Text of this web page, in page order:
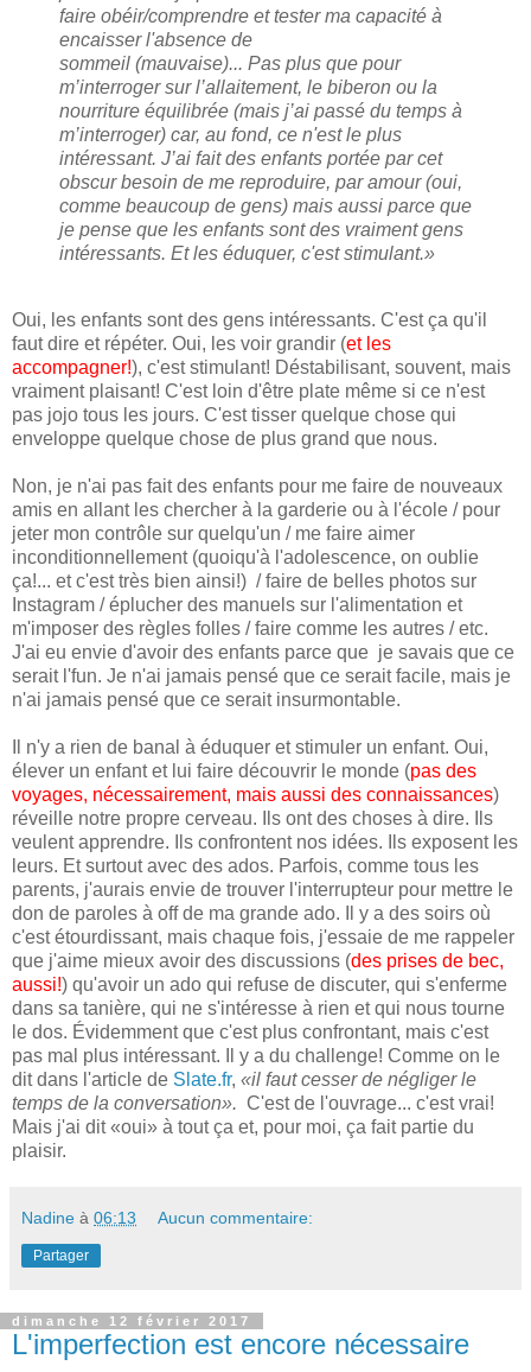
faire obéir/comprendre et tester ma capacité à
encaisser l'absence de
sommeil (mauvaise)... Pas plus que pour
m’interroger sur l’allaitement, le biberon ou la
nourriture équilibrée (mais j’ai passé du temps à
m’interroger) car, au fond, ce n'est le plus
intéressant. J’ai fait des enfants portée par cet
obscur besoin de me reproduire, par amour (oui,
comme beaucoup de gens) mais aussi parce que
je pense que les enfants sont des vraiment gens
intéressants. Et les éduquer, c'est stimulant.»
Oui, les enfants sont des gens intéressants. C'est ça qu'il
faut dire et répéter. Oui, les voir grandir (et les
accompagner!), c'est stimulant! Déstabilisant, souvent, mais
vraiment plaisant! C'est loin d'être plate même si ce n'est
pas jojo tous les jours. C'est tisser quelque chose qui
enveloppe quelque chose de plus grand que nous.
Non, je n'ai pas fait des enfants pour me faire de nouveaux
amis en allant les chercher à la garderie ou à l'école / pour
jeter mon contrôle sur quelqu'un / me faire aimer
inconditionnellement (quoiqu'à l'adolescence, on oublie
ça!... et c'est très bien ainsi!) / faire de belles photos sur
Instagram / éplucher des manuels sur l'alimentation et
m'imposer des règles folles / faire comme les autres / etc.
J'ai eu envie d'avoir des enfants parce que je savais que ce
serait l'fun. Je n'ai jamais pensé que ce serait facile, mais je
n'ai jamais pensé que ce serait insurmontable.
Il n'y a rien de banal à éduquer et stimuler un enfant. Oui,
élever un enfant et lui faire découvrir le monde (pas des
voyages, nécessairement, mais aussi des connaissances)
réveille notre propre cerveau. Ils ont des choses à dire. Ils
veulent apprendre. Ils confrontent nos idées. Ils exposent les
leurs. Et surtout avec des ados. Parfois, comme tous les
parents, j'aurais envie de trouver l'interrupteur pour mettre le
don de paroles à off de ma grande ado. Il y a des soirs où
c'est étourdissant, mais chaque fois, j'essaie de me rappeler
que j'aime mieux avoir des discussions (des prises de bec,
aussi!) qu'avoir un ado qui refuse de discuter, qui s'enferme
dans sa tanière, qui ne s'intéresse à rien et qui nous tourne
le dos. Évidemment que c'est plus confrontant, mais c'est
pas mal plus intéressant. Il y a du challenge! Comme on le
dit dans l'article de Slate.fr, «il faut cesser de négliger le
temps de la conversation». C'est de l'ouvrage... c'est vrai!
Mais j'ai dit «oui» à tout ça et, pour moi, ça fait partie du
plaisir.
Nadine à 06:13 Aucun commentaire:
Partager
dimanche 12 février 2017
L'imperfection est encore nécessaire